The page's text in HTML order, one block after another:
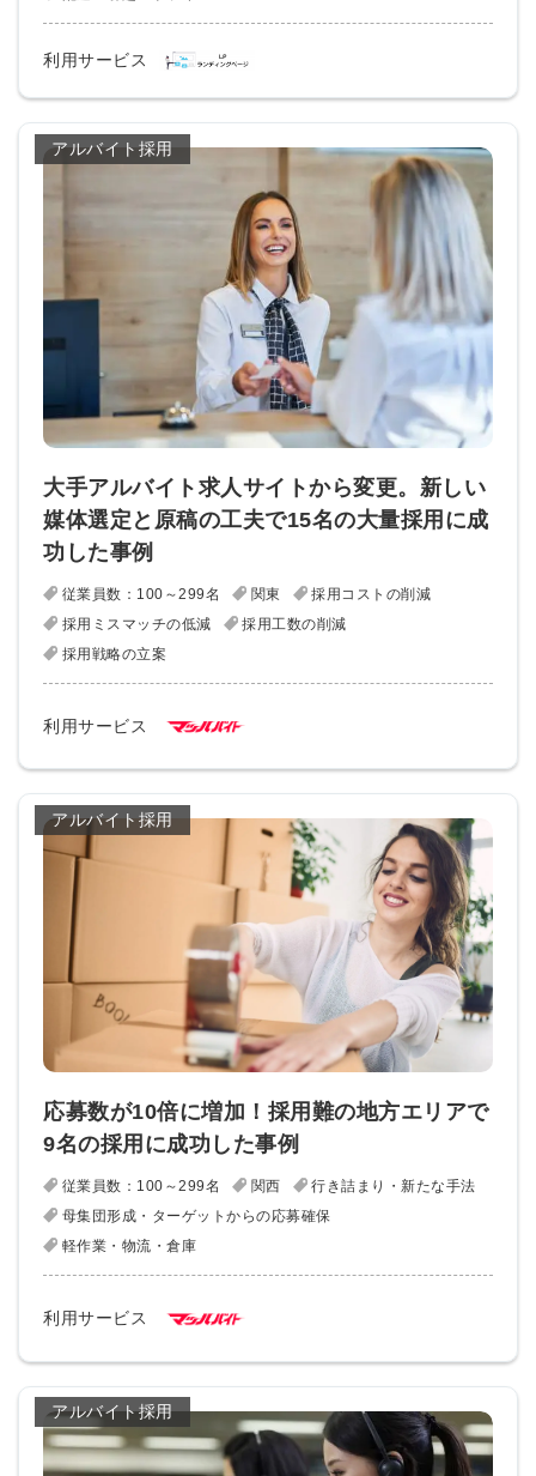
利用サービス
アルバイト採用
大手アルバイト求人サイトから変更。新しい
媒体選定と原稿の工夫で15名の大量採用に成
功した事例
従業員数：100～299名 関東
採用コストの削減
採用ミスマッチの低減
採用工数の削減
採用戦略の立案
利用サービス
アルバイト採用
応募数が10倍に増加！採用難の地方エリアで
9名の採用に成功した事例
従業員数：100～299名 関西
行き詰まり・新たな手法
母集団形成・ターゲットからの応募確保
軽作業・物流・倉庫
利用サービス
アルバイト採用